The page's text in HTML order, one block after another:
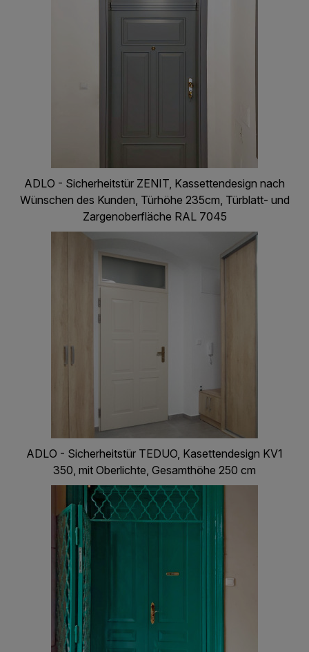
ADLO - Sicherheitstür ZENIT, Kassettendesign nach
Wünschen des Kunden, Türhöhe 235cm, Türblatt- und
Zargenoberfläche RAL 7045
ADLO - Sicherheitstür TEDUO, Kasettendesign KV1
350, mit Oberlichte, Gesamthöhe 250 cm